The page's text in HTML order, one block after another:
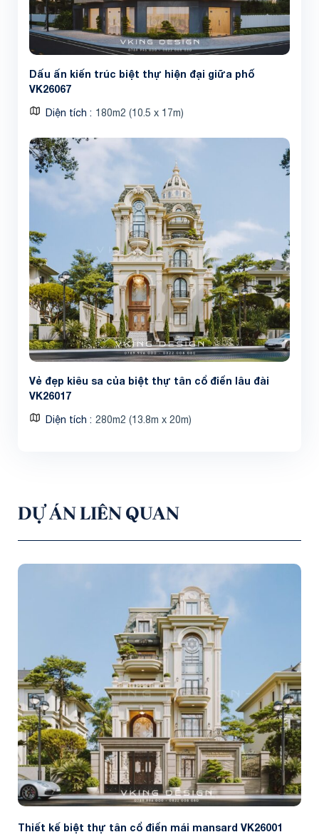
Dấu ấn kiến trúc biệt thự hiện đại giữa phố
VK26067
Diện tích 180m2 (10.5 x 17m)
Vẻ đẹp kiêu sa của biệt thự tân cổ điển lâu đài
VK26017
Diện tích 280m2 (13.8m x 20m)
DỰ ÁN LIÊN QUAN
Thiết kế biệt thự tân cổ điển mái mansard VK26001